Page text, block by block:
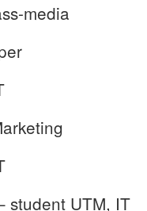
media
student UTM, IT